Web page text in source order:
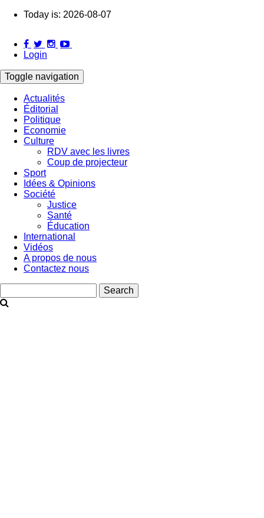
Skip
content
Today is: 2026-08-07
Login
Toggle navigation
Main
navigation
Actualités
Éditorial
Politique
Economie
Culture
RDV avec les livres
Coup de projecteur
Sport
Idées & Opinions
Société
Justice
Santé
Éducation
International
Vidéos
A propos de nous
Contactez nous